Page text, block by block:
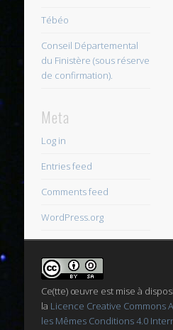
Tébéo
Conseil Départemental
du Finistère (sous réserve
de confirmation).
Meta
Log in
Entries feed
Comments feed
WordPress.org
Ce(tte) œuvre est mise à
la Licence Creative Commons
les Mêmes Conditions 4.0